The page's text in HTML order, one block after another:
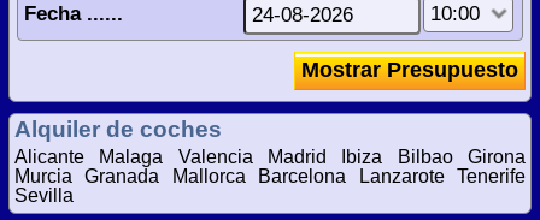
Fecha ......
Alquiler de coches
Alicante Malaga Valencia Madrid Ibiza Bilbao
Girona
Murcia
Granada Mallorca Barcelona Lanzarote
Tenerife
Sevilla